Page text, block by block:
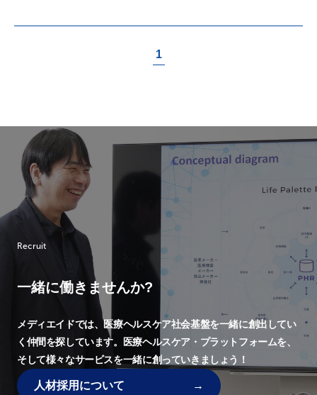
1
Recruit
一緒に働きませんか?
メディエイドでは、医療ヘルスケア社会基盤を一緒に創出してい
く仲間を探しています。
医療ヘルスケア・プラットフォームを、
そして様々なサービスを一緒に創っていきましょう！
人材採用について